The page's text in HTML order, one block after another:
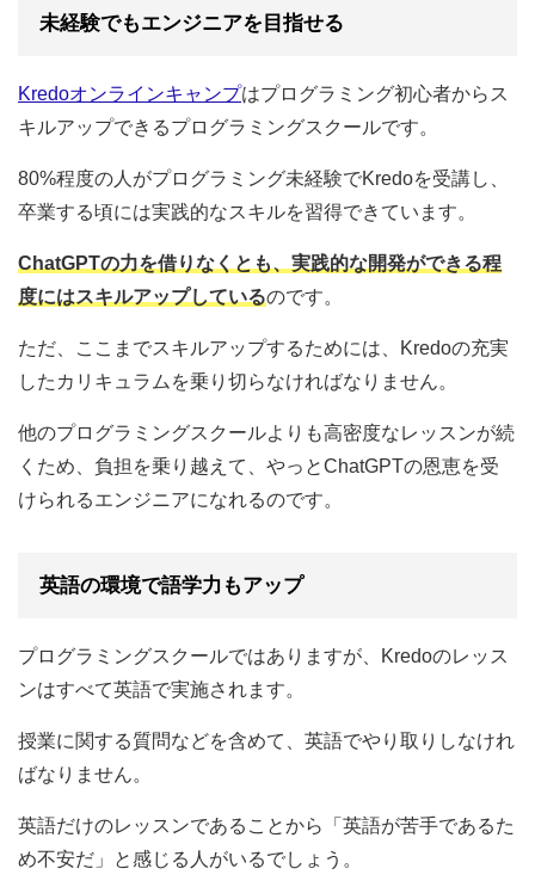
未経験でもエンジニアを目指せる
Kredoオンラインキャンプはプログラミング初心者からス
キルアップできるプログラミングスクールです。
80%程度の人がプログラミング未経験でKredoを受講し、
卒業する頃には実践的なスキルを習得できています。
ChatGPTの力を借りなくとも、実践的な開発ができる程
度にはスキルアップしているのです。
ただ、ここまでスキルアップするためには、Kredoの充実
したカリキュラムを乗り切らなければなりません。
他のプログラミングスクールよりも高密度なレッスンが続
くため、負担を乗り越えて、やっとChatGPTの恩恵を受
けられるエンジニアになれるのです。
英語の環境で語学力もアップ
プログラミングスクールではありますが、Kredoのレッス
ンはすべて英語で実施されます。
授業に関する質問などを含めて、英語でやり取りしなけれ
ばなりません。
英語だけのレッスンであることから「英語が苦手であるた
め不安だ」と感じる人がいるでしょう。